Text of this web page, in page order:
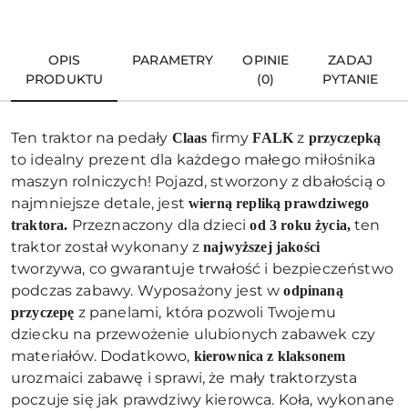
OPIS
PRODUKTU
PARAMETRY
OPINIE
(0)
ZADAJ
PYTANIE
Ten traktor na pedały Claas firmyFALKz przyczepką
to idealny prezent dla każdego małego miłośnika
maszyn rolniczych! Pojazd, stworzony z dbałością o
najmniejsze detale, jestwierną repliką prawdziwego
traktora. Przeznaczony dla dzieciod 3 roku życia, ten
traktor został wykonany znajwyższej jakości
tworzywa, co gwarantuje trwałość i bezpieczeństwo
podczas zabawy. Wyposażony jest wodpinaną
przyczepę z panelami, która pozwoli Twojemu
dziecku na przewożenie ulubionych zabawek czy
materiałów. Dodatkowo, kierownica z klaksonem
urozmaici zabawę i sprawi, że mały traktorzysta
poczuje się jak prawdziwy kierowca. Koła, wykonane